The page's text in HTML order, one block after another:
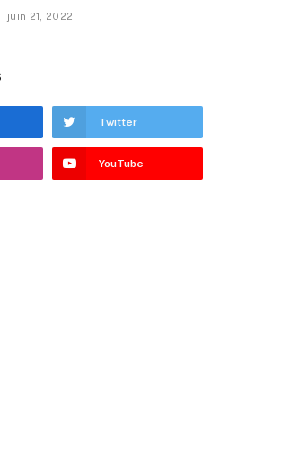
juin 21, 2022
Twitter
YouTube